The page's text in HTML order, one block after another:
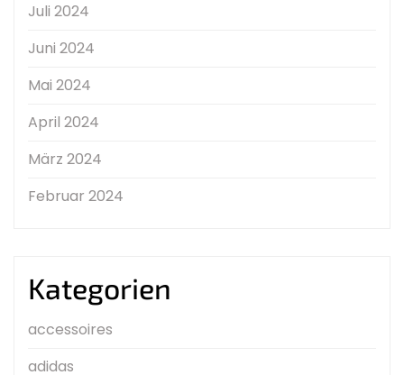
Juli 2024
Juni 2024
Mai 2024
April 2024
März 2024
Februar 2024
Kategorien
accessoires
adidas